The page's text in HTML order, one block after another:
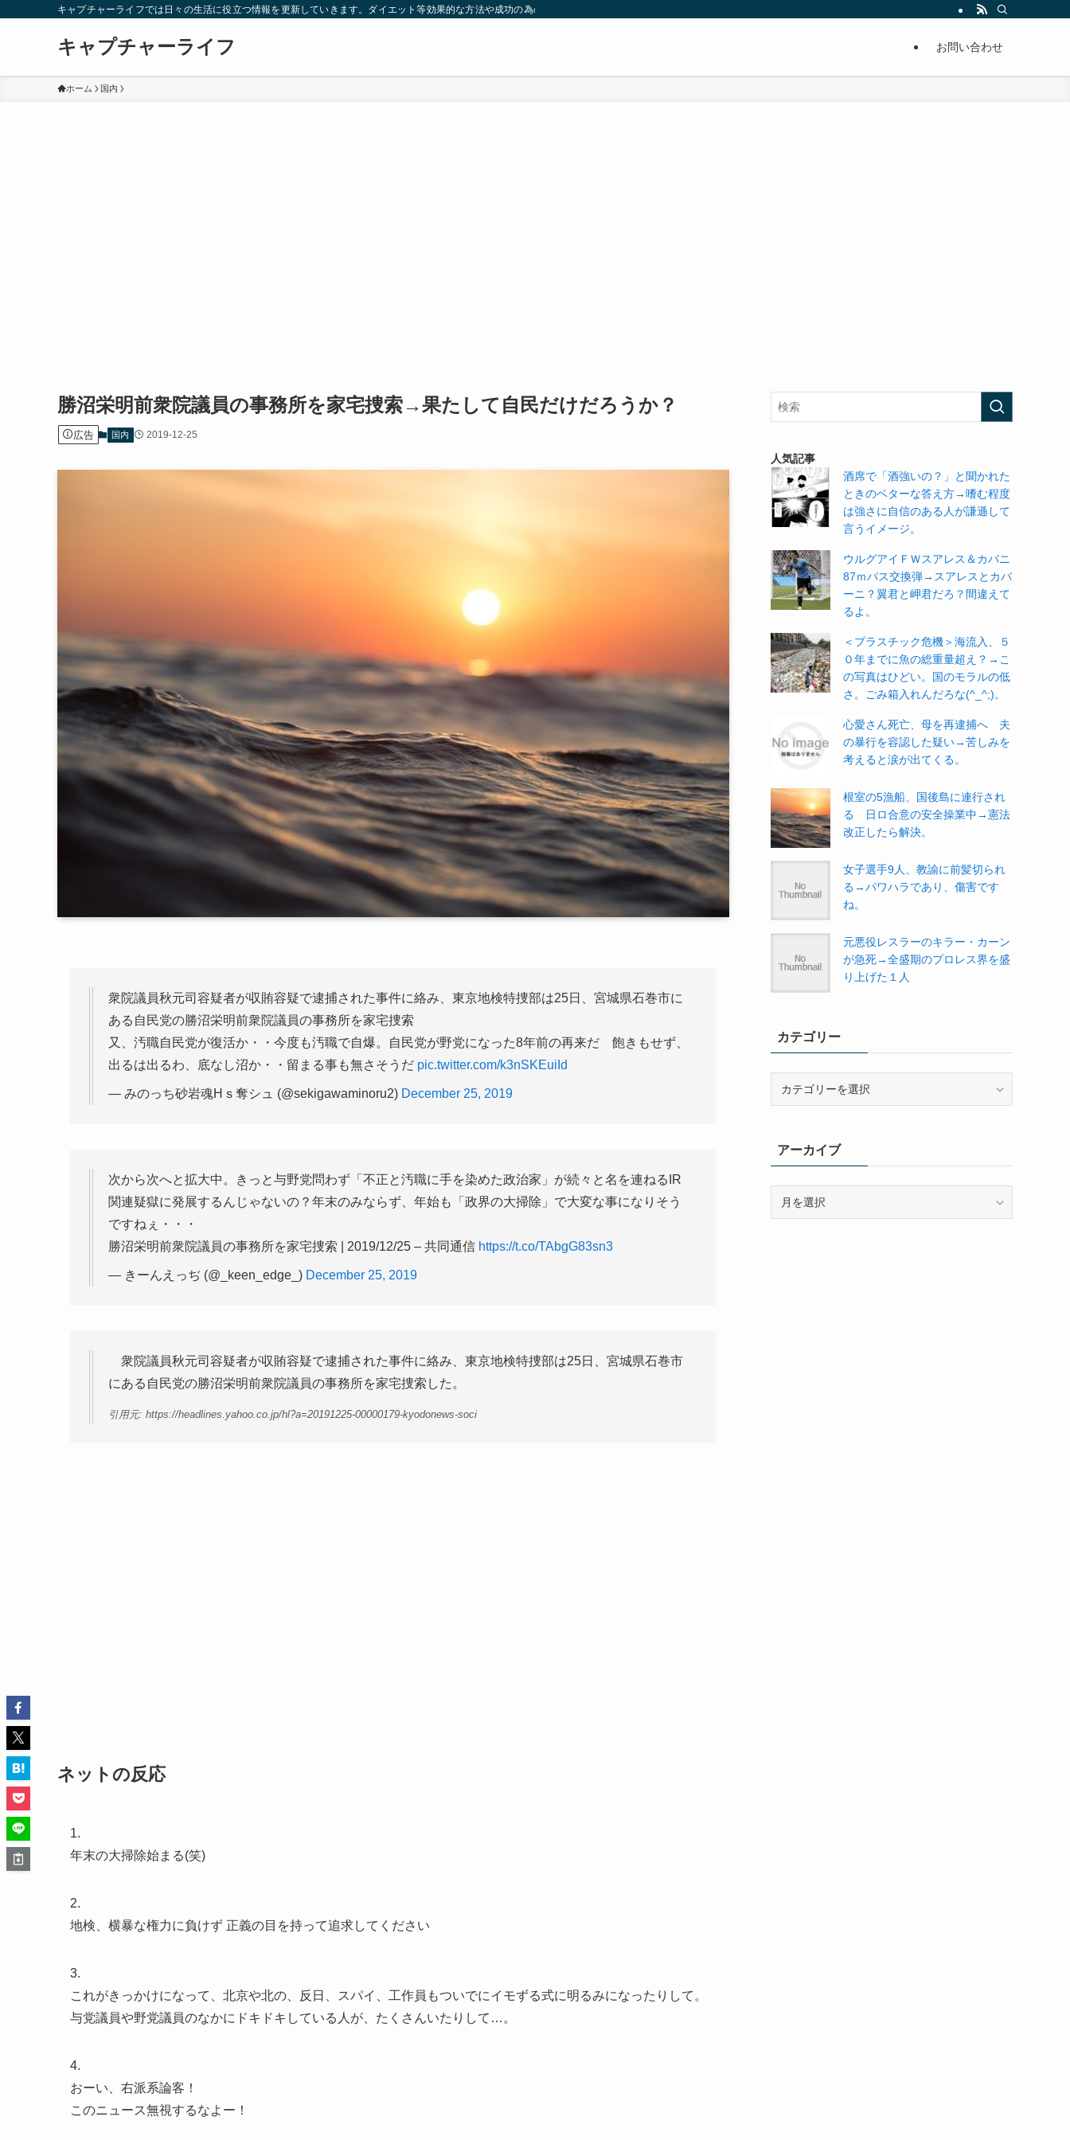
キャプチャーライフでは日々の生活に役立つ情報を更新していきます。ダイエット等効果的な方法や成功の為の秘訣等。太ったり悩んでいる方々が簡単に痩せることが出来るように分かりやすくまとめています。
キャプチャーライフ お問い合わせ
ホーム 国内
勝沼栄明前衆院議員の事務所を家宅捜索→果たして自民だけだろうか？
広告 国内 2019-12-25
衆院議員秋元司容疑者が収賄容疑で逮捕された事件に絡み、東京地検特捜部は25日、宮城県石巻市に
ある自民党の勝沼栄明前衆院議員の事務所を家宅捜索
又、汚職自民党が復活か・・今度も汚職で自爆。自民党が野党になった8年前の再来だ 飽きもせず、
出るは出るわ、底なし沼か・・留まる事も無さそうだ pic.twitter.com/k3nSKEuiId
— みのっち砂岩魂Hｓ奪シュ (@sekigawaminoru2) December 25, 2019
次から次へと拡大中。きっと与野党問わず「不正と汚職に手を染めた政治家」が続々と名を連ねるIR
関連疑獄に発展するんじゃないの？年末のみならず、年始も「政界の大掃除」で大変な事になりそう
ですねぇ・・・
勝沼栄明前衆院議員の事務所を家宅捜索 | 2019/12/25 – 共同通信 https://t.co/TAbgG83sn3
— きーんえっぢ (@_keen_edge_) December 25, 2019
衆院議員秋元司容疑者が収賄容疑で逮捕された事件に絡み、東京地検特捜部は25日、宮城県石巻市
にある自民党の勝沼栄明前衆院議員の事務所を家宅捜索した。
引用元: https://headlines.yahoo.co.jp/hl?a=20191225-00000179-kyodonews-soci
ネットの反応
1.
年末の大掃除始まる(笑)
2.
地検、横暴な権力に負けず 正義の目を持って追求してください
3.
これがきっかけになって、北京や北の、反日、スパイ、工作員もついでにイモずる式に明るみになったりして。
与党議員や野党議員のなかにドキドキしている人が、たくさんいたりして…。
4.
おーい、右派系論客！
このニュース無視するなよー！
人気記事
酒席で「酒強いの？」と聞かれた
ときのベターな答え方→嗜む程度
は強さに自信のある人が謙遜して
言うイメージ。
ウルグアイＦＷスアレス＆カバニ
87ｍパス交換弾→スアレスとカバ
ーニ？翼君と岬君だろ？間違えて
るよ。
＜プラスチック危機＞海流入、５
０年までに魚の総重量超え？→こ
の写真はひどい。国のモラルの低
さ。ごみ箱入れんだろな(^_^;)。
心愛さん死亡、母を再逮捕へ 夫
の暴行を容認した疑い→苦しみを
考えると涙が出てくる。
根室の5漁船、国後島に連行され
る 日ロ合意の安全操業中→憲法
改正したら解決。
女子選手9人、教諭に前髪切られ
る→パワハラであり、傷害です
ね。
元悪役レスラーのキラー・カーン
が急死→全盛期のプロレス界を盛
り上げた１人
カテゴリー
ーアーカイブ